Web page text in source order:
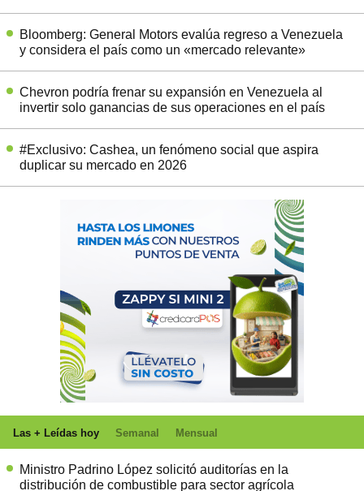
Bloomberg: General Motors evalúa regreso a Venezuela
y considera el país como un «mercado relevante»
Chevron podría frenar su expansión en Venezuela al
invertir solo ganancias de sus operaciones en el país
#Exclusivo: Cashea, un fenómeno social que aspira
duplicar su mercado en 2026
Las + Leídas hoy Semanal Mensual
Ministro Padrino López solicitó auditorías en la
distribución de combustible para sector agrícola